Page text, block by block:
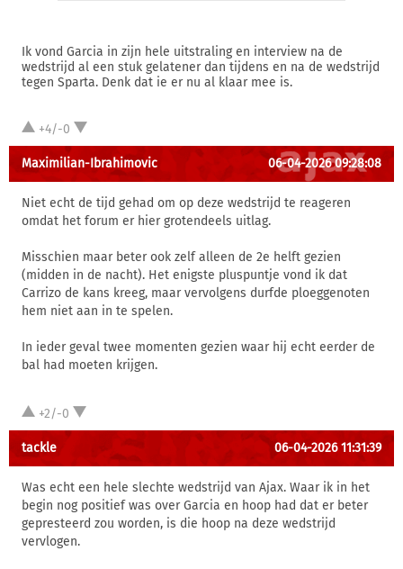
Ik vond Garcia in zijn hele uitstraling en interview na de
wedstrijd al een stuk gelatener dan tijdens en na de wedstrijd
tegen Sparta. Denk dat ie er nu al klaar mee is.
+4/-0
Maximilian-Ibrahimovic 06-04-2026 09:28:08
Niet echt de tijd gehad om op deze wedstrijd te reageren
omdat het forum er hier grotendeels uitlag.
Misschien maar beter ook zelf alleen de 2e helft gezien
(midden in de nacht). Het enigste pluspuntje vond ik dat
Carrizo de kans kreeg, maar vervolgens durfde ploeggenoten
hem niet aan in te spelen.
In ieder geval twee momenten gezien waar hij echt eerder de
bal had moeten krijgen.
+2/-0
tackle 06-04-2026 11:31:39
Was echt een hele slechte wedstrijd van Ajax. Waar ik in het
begin nog positief was over Garcia en hoop had dat er beter
gepresteerd zou worden, is die hoop na deze wedstrijd
vervlogen.